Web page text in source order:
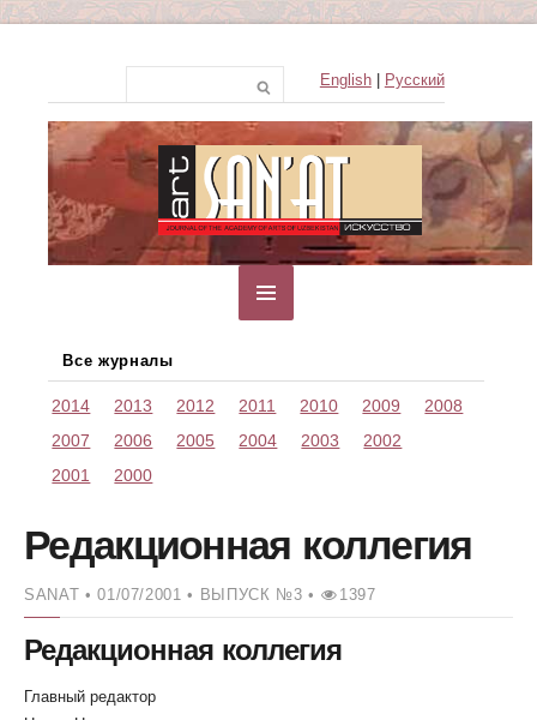
English| Русский
Все журналы
2014 2013 2012 2011 2010 2009
2008
2007
2006 2005 2004 2003
2002
2001
2000
Редакционная коллегия
SANAT • 01/07/2001 • ВЫПУСК №3 • 1397
Редакционная коллегия
Главный редактор